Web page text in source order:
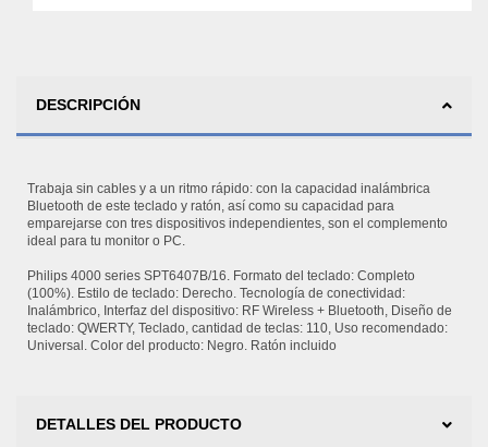
DESCRIPCIÓN
Trabaja sin cables y a un ritmo rápido: con la capacidad inalámbrica
Bluetooth de este teclado y ratón, así como su capacidad para
emparejarse con tres dispositivos independientes, son el complemento
ideal para tu monitor o PC.
Philips 4000 series SPT6407B/16. Formato del teclado: Completo
(100%). Estilo de teclado: Derecho. Tecnología de conectividad:
Inalámbrico, Interfaz del dispositivo: RF Wireless + Bluetooth, Diseño de
teclado: QWERTY, Teclado, cantidad de teclas: 110, Uso recomendado:
Universal. Color del producto: Negro. Ratón incluido
DETALLES DEL PRODUCTO